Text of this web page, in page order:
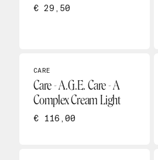
€ 29,50
CARE
Care - A.G.E. Care - A
Complex Cream Light
€ 116,00